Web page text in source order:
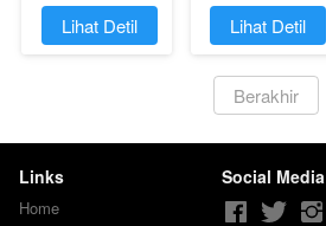
Milling
`Lihat Detil
Pisau Cutter
Milling
`
Lihat Detil
`Berakhir
Links
Home
Social Media